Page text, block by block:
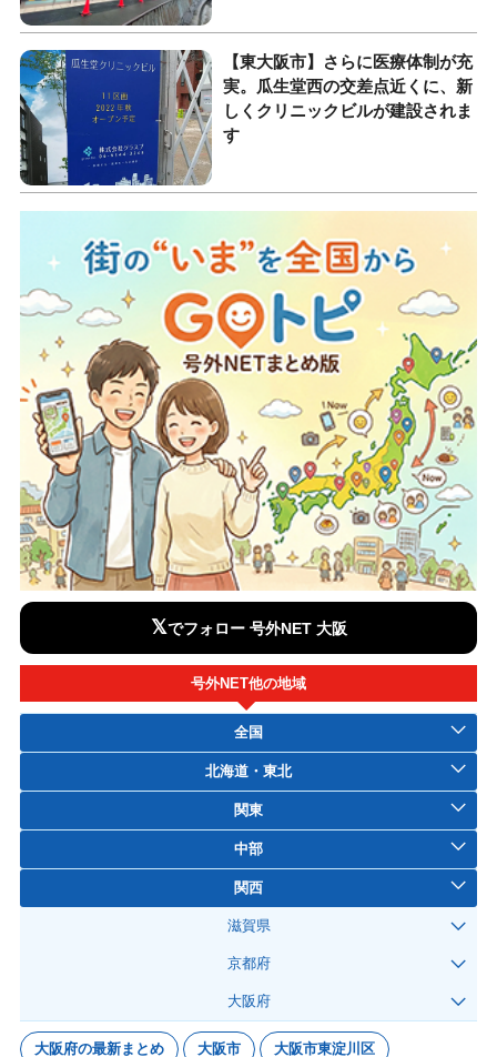
【東大阪市】さらに医療体制が充
実。瓜生堂西の交差点近くに、新
しくクリニックビルが建設されま
す
𝕏でフォロー 号外NET 大阪
号外NET他の地域
全国
北海道・東北
関東
中部
関西
滋賀県
京都府
大阪府
大阪府の最新まとめ 大阪市 大阪市東淀川区